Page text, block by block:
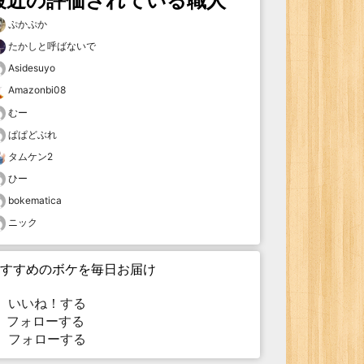
ぷかぷか
たかしと呼ばないで
Asidesuyo
Amazonbi08
むー
ぱぱどぶれ
タムケン2
ひー
bokematica
ニック
すめのボケを毎日お届け
いいね！する
ォローする
フォローする